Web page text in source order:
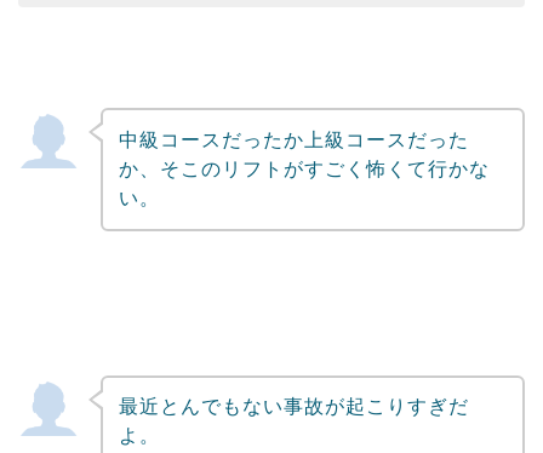
中級コースだったか上級コースだった
か、そこのリフトがすごく怖くて行かな
い。
最近とんでもない事故が起こりすぎだ
よ。